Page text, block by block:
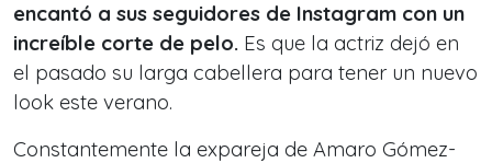
encantó a sus seguidores de Instagram con un
increíble corte de pelo. Es que la actriz dejó en
el pasado su larga cabellera para tener un nuevo
look este verano.
Constantemente la expareja de Amaro Gómez-